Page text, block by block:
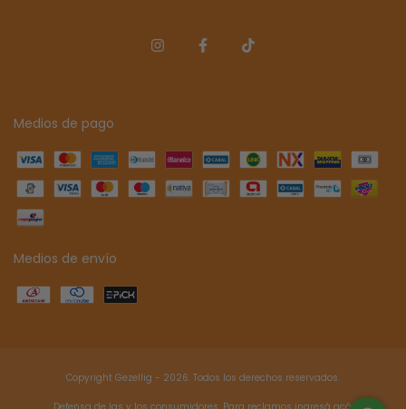
Medios de pago
Medios de envío
Copyright Gezellig - 2026. Todos los derechos reservados.